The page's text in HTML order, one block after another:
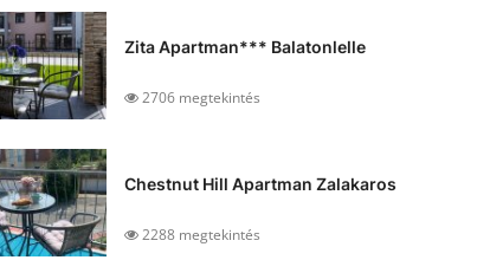
Zita Apartman*** Balatonlelle
2706 megtekintés
Chestnut Hill Apartman Zalakaros
2288 megtekintés